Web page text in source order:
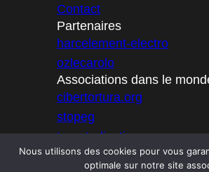
Contact
Partenaires
harcelement-electro
ozlecarolo
Associations dans le
cibertortura.org
stopeg
targetedjustice
icator
Nous utilisons des cookies pour vous
optimale sur notre site